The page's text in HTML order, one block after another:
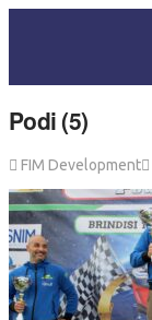
Podi (5)
FIM Development